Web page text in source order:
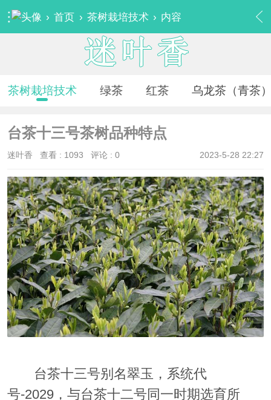
› 首页 › 茶树栽培技术 › 内容
茶树栽培技术 绿茶 红茶 乌龙茶（青茶
台茶十三号茶树品种特点
2023-5-28 22:27
迷叶香 查看 : 1093 评论 : 0
台茶十三号别名翠玉，系统代
号-2029，与台茶十二号同一时期选育所